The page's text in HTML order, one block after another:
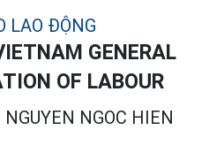
GENERAL
OF LABOUR
NGUYEN NGOC HIEN